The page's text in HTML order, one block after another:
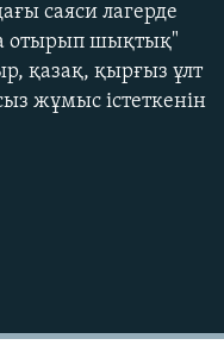
саяси лагерде
отырып шықтық"
қазақ, қырғыз ұлт
жұмыс істеткенін